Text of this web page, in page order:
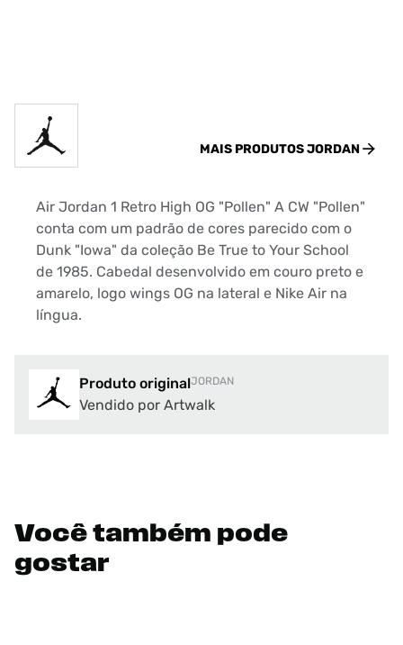
MAIS PRODUTOSJORDAN
Air Jordan 1 Retro High OG "Pollen" A CW "Pollen"
conta com um padrão de cores parecido com o
Dunk "Iowa" da coleção Be True to Your School
de 1985. Cabedal desenvolvido em couro preto e
amarelo, logo wings OG na lateral e Nike Air na
língua.
Produto originalJORDAN
Vendido por Artwalk
Você também pode
gostar